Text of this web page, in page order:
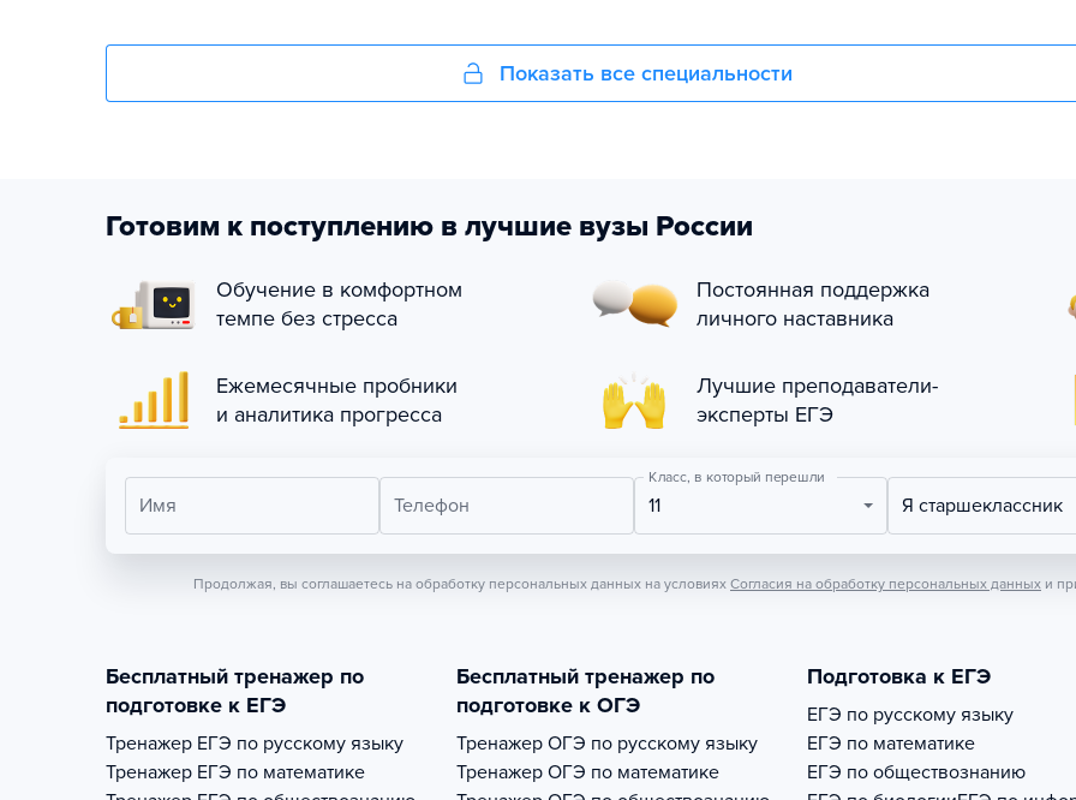
Показать все специальности
Готовим к поступлению в лучшие вузы России
Обучение в комфортном
темпе без стресса
Постоянная поддержка
личного наставника
Ежемесячные пробники
и аналитика прогресса
Лучшие преподаватели-
эксперты ЕГЭ
Имя Телефон
Класс, в который перешли
11 Я старшеклассник
Продолжая, вы соглашаетесь на обработку персональных данных на условиях Согласия на обработку персональных данных и
Бесплатный тренажер по
подготовке к ЕГЭ
Тренажер ЕГЭ по русскому языку
Тренажер ЕГЭ по математике
Бесплатный тренажер по
подготовке к ОГЭ
Тренажер ОГЭ по русскому языку
Тренажер ОГЭ по математике
Подготовка к ЕГЭ
ЕГЭ по русскому языку
ЕГЭ по математике
ЕГЭ по обществознанию